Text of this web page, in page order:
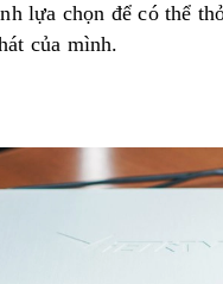
lựa chọn để có thể
của mình.